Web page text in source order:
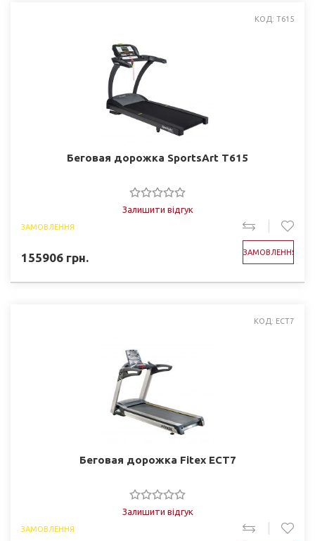
КОД: T615
Беговая дорожка SportsArt T615
Залишити відгук
ЗАМОВЛЕННЯ
155906 грн. ЗАМОВЛЕННЯ
КОД: ECT7
Беговая дорожка Fitex ECT7
Залишити відгук
ЗАМОВЛЕННЯ